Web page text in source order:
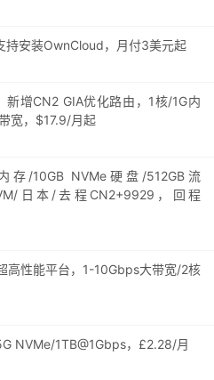
持安装OwnCloud，月付3美元起
增CN2 GIA优化路由，1核/1G内
宽，$17.9/月起
存/10GB NVMe硬盘/512GB流
日本/去程CN2+9929，回程
高性能平台，1-10Gbps大带宽/2核
NVMe/1TB@1Gbps，£2.28/月